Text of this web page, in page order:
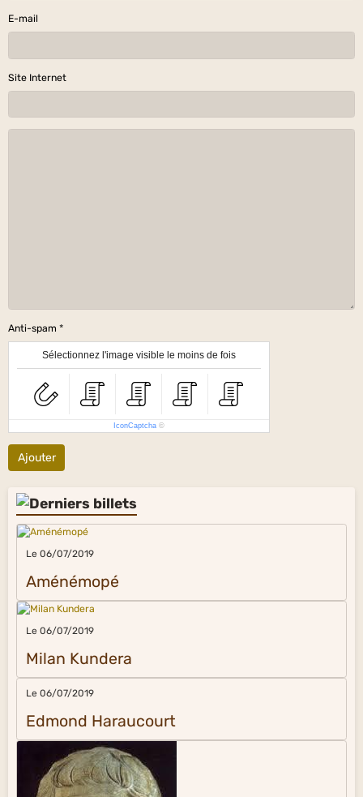
E-mail
Site Internet
Anti-spam
Sélectionnez l'image visible le moins de fois
IconCaptcha ©
Ajouter
Le 06/07/2019
Aménémopé
Le 06/07/2019
Milan Kundera
Le 06/07/2019
Edmond Haraucourt